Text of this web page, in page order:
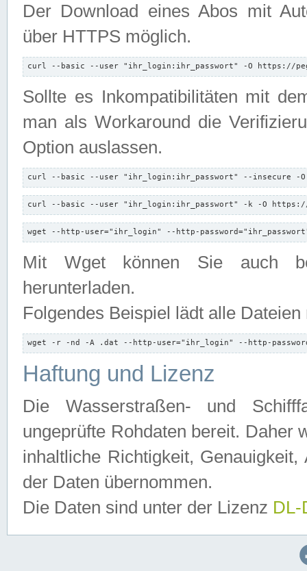
Der Download eines Abos mit
über HTTPS möglich.
curl --basic --user "ihr_login:ihr_passwort" -O https://
Sollte es Inkompatibilitäten mit
man als Workaround die
Option auslassen.
curl --basic --user "ihr_login:ihr_passwort" --insecure -
curl --basic --user "ihr_login:ihr_passwort" -k -O
wget --http-user="ihr_login" --http-
Mit Wget können Sie auch
herunterladen.
Folgendes Beispiel lädt alle
wget -r -nd -A .dat --http-user="ihr_login" --http-
Haftung und Lizenz
Die Wasserstraßen- und
ungeprüfte Rohdaten bereit. Daher
inhaltliche Richtigkeit,
der Daten übernommen.
Die Daten sind unter der Lizenz